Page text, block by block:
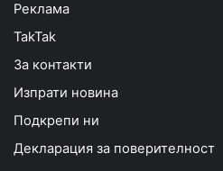
Реклама
TakTak
За контакти
Изпрати новина
Подкрепи ни
Декларация за поверителност